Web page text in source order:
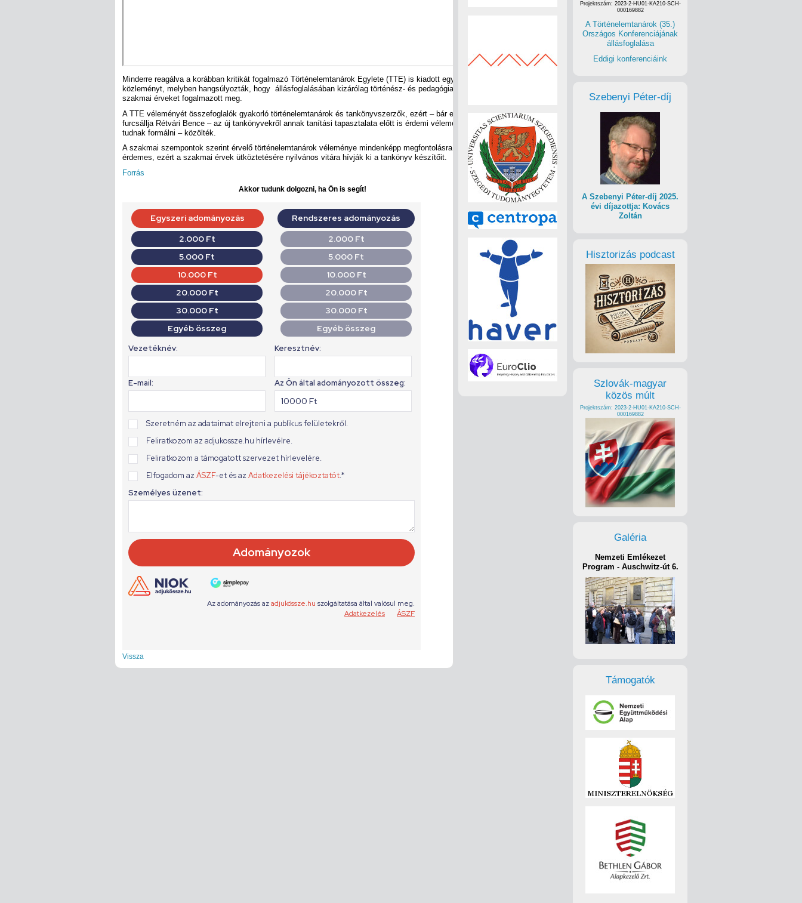
Minderre reagálva a korábban kritikát fogalmazó Történelemtanárok Egylete (TTE) is kiadott egy
közleményt, melyben hangsúlyozták, hogy állásfoglalásában kizárólag történész- és pedagógiai
szakmai érveket fogalmazott meg.
A TTE véleményét összefoglalók gyakorló történelemtanárok és tankönyvszerzők, ezért – bár ezt
furcsállja Rétvári Bence – az új tankönyvekről annak tanítási tapasztalata előtt is érdemi véleményt
tudnak formálni – közölték.
A szakmai szempontok szerint érvelő történelemtanárok véleménye mindenképp megfontolásra
érdemes, ezért a szakmai érvek ütköztetésére nyilvános vitára hívják ki a tankönyv készítőit.
Forrás
Akkor tudunk dolgozni, ha Ön is segít!
Vissza
Projektszám: 2023-2-HU01-KA210-SCH-
000169882
A Történelemtanárok (35.)
Országos Konferenciájának
állásfoglalása
Eddigi konferenciáink
Szebenyi Péter-díj
A Szebenyi Péter-díj 2025.
évi díjazottja: Kovács
Zoltán
Hisztorizás podcast
Szlovák-magyar
közös múlt
Projektszám: 2023-2-HU01-KA210-SCH-
000169882
Galéria
Nemzeti Emlékezet
Program - Auschwitz-út 6.
Támogatók